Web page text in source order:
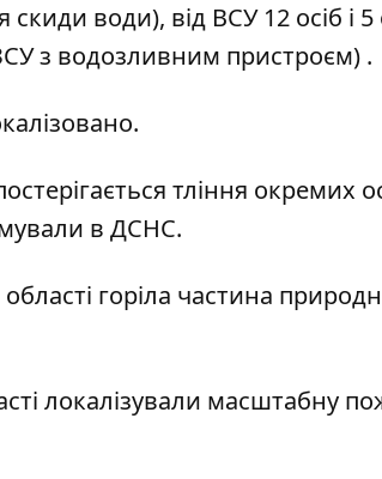
води), від ВСУ 12 осіб і
з водозливним пристроєм) .
тління окремих
в ДСНС.
горіла частина
локалізували масштабну